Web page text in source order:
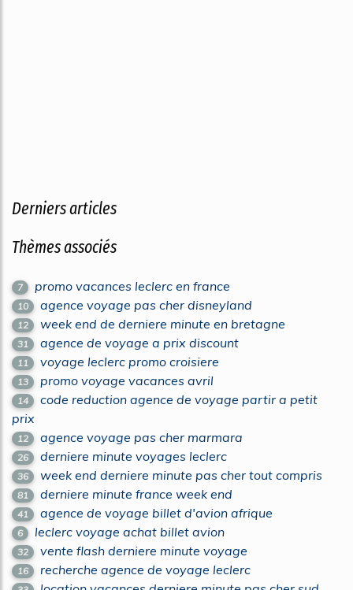
Derniers articles
Thèmes associés
7 promo vacances leclerc en france
10 agence voyage pas cher disneyland
12 week end de derniere minute en bretagne
31 agence de voyage a prix discount
11 voyage leclerc promo croisiere
13 promo voyage vacances avril
14
code reduction agence de voyage partir a petit
prix
12 agence voyage pas cher marmara
26 derniere minute voyages leclerc
36 week end derniere minute pas cher tout compris
81 derniere minute france week end
41 agence de voyage billet d'avion afrique
6 leclerc voyage achat billet avion
32 vente flash derniere minute voyage
16 recherche agence de voyage leclerc